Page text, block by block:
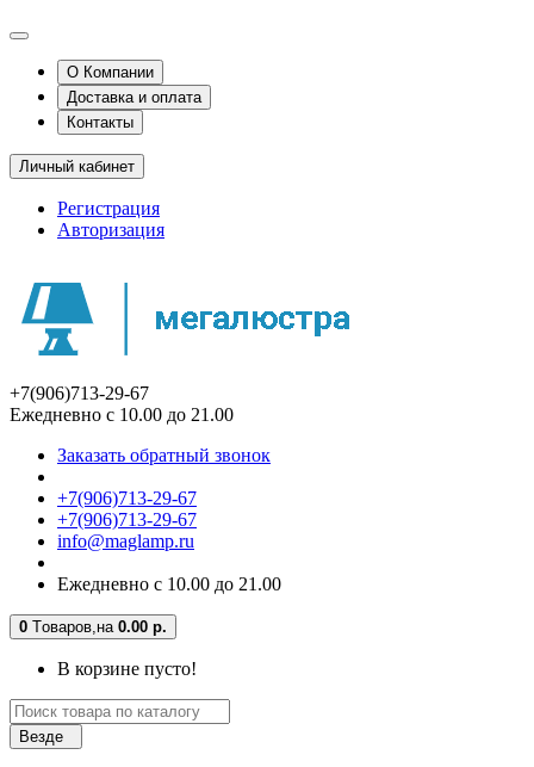
О Компании
Доставка и оплата
Контакты
Личный кабинет
Регистрация
Авторизация
+7(906)713-29-67
Ежедневно с 10.00 до 21.00
Заказать обратный звонок
+7(906)713-29-67
+7(906)713-29-67
info@maglamp.ru
Ежедневно с 10.00 до 21.00
0 Tоваров,на 0.00 р.
В корзине пусто!
Везде